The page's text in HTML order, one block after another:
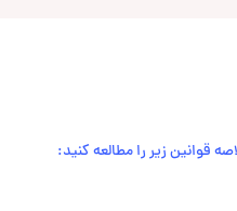
قوانین زیر را مطالعه کنید: